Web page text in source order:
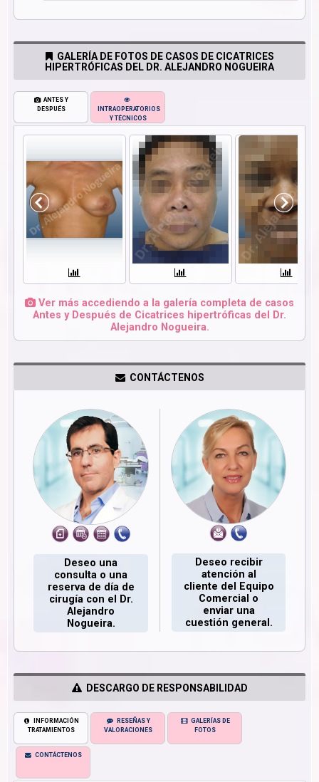
GALERÍA DE FOTOS DE CASOS DE CICATRICES
HIPERTRÓFICAS DEL DR. ALEJANDRO NOGUEIRA
ANTES Y
DESPUÉS
INTRAOPERATORIOS
Y TÉCNICOS
Ver más accediendo a la galería completa de casos
Antes y Después de Cicatrices hipertróficas del Dr.
Alejandro Nogueira.
CONTÁCTENOS
Deseo una
consulta o una
reserva de día de
cirugía con el Dr.
Alejandro
Nogueira.
Deseo recibir
atención al
cliente del Equipo
Comercial o
enviar una
cuestión general.
DESCARGO DE RESPONSABILIDAD
INFORMACIÓN
TRATAMIENTOS
RESEÑAS Y
VALORACIONES
GALERÍAS DE
FOTOS
CONTÁCTENOS